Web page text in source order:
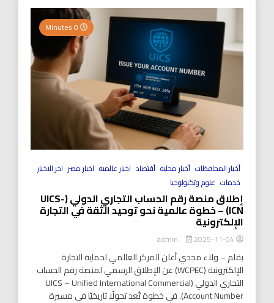
أخبار المحافظات أخبار محليه أقتصاد اخبار عالميه اخبار مصر اخر الاخبار
خدمات علوم وتكنولوجيا
إطلاق منصة رقم الحساب التجاري الدولي (UICS-
ICN) – خطوة عالمية نحو توحيد الثقة في التجارة
الإلكترونية
2025-11-04
بقلم – ولاء مجدي أعلن المركز العالمي لحماية التجارة
الإلكترونية (WCPEC) عن الإطلاق الرسمي لمنصة رقم الحساب
التجاري الدولي (UICS – Unified International Commercial
Account Number). في خطوة تُعد تحولًا تاريخيًا في مسيرة